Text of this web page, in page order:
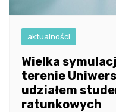
aktualności
Wielka
terenie
udziałem
ratunkowych